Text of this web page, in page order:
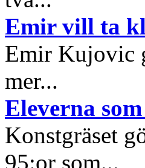
Emir vill ta
Emir Kujovic
mer...
Eleverna
Konstgräset
95:or som...